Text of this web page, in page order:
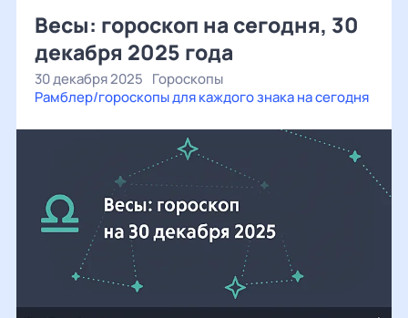
Весы: гороскоп на сегодня, 30
декабря 2025 года
30 декабря 2025 Гороскопы
Рамблер/гороскопы для каждого знака на сегодня